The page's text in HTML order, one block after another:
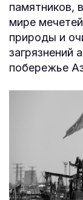
памятников,
мире
природы и
загрязнений
побережье